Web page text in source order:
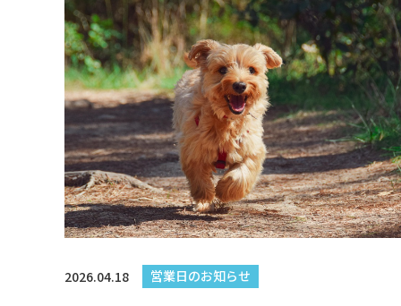
2026.04.18 営業日のお知らせ